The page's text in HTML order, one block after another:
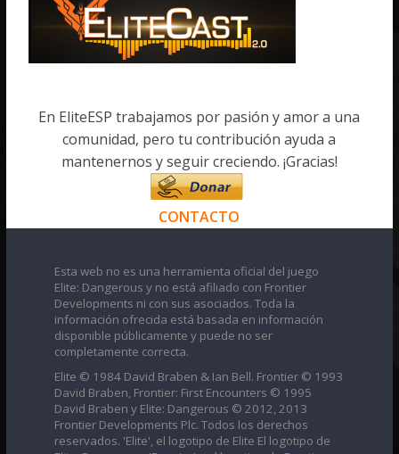
En EliteESP trabajamos por pasión y amor a una
comunidad, pero tu contribución ayuda a
mantenernos y seguir creciendo. ¡Gracias!
CONTACTO
Esta web no es una herramienta oficial del juego
Elite: Dangerous y no está afiliado con Frontier
Developments ni con sus asociados. Toda la
información ofrecida está basada en información
disponible públicamente y puede no ser
completamente correcta.
Elite © 1984 David Braben & Ian Bell. Frontier © 1993
David Braben, Frontier: First Encounters © 1995
David Braben y Elite: Dangerous © 2012, 2013
Frontier Developments Plc. Todos los derechos
reservados. 'Elite', el logotipo de Elite El logotipo de